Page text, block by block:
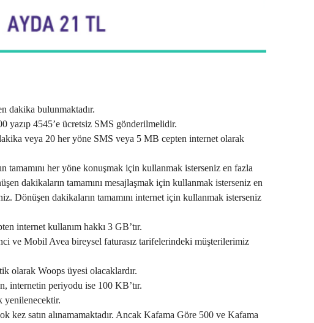
dakika bulunmaktadır.
yazıp 4545’e ücretsiz SMS gönderilmelidir.
veya 20 her yöne SMS veya 5 MB cepten internet olarak
tamamını her yöne konuşmak için kullanmak isterseniz en fazla
dakikaların tamamını mesajlaşmak için kullanmak isterseniz en
Dönüşen dakikaların tamamını internet için kullanmak isterseniz
internet kullanım hakkı 3 GB’tır.
ve Mobil Avea bireysel faturasız tarifelerindeki müşterilerimiz
olarak Woops üyesi olacaklardır.
internetin periyodu ise 100 KB’tır.
yenilenecektir.
kez satın alınamamaktadır. Ancak Kafama Göre 500 ve Kafama